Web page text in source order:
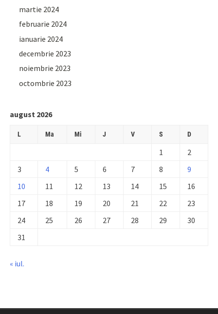
martie 2024
februarie 2024
ianuarie 2024
decembrie 2023
noiembrie 2023
octombrie 2023
august 2026
L Ma Mi J V S D
1
2
3
4 5 6 7 8
9
10
11 12 13 14 15
16
17
18 19 20 21 22
23
24
25 26 27 28 29
30
31
« iul.